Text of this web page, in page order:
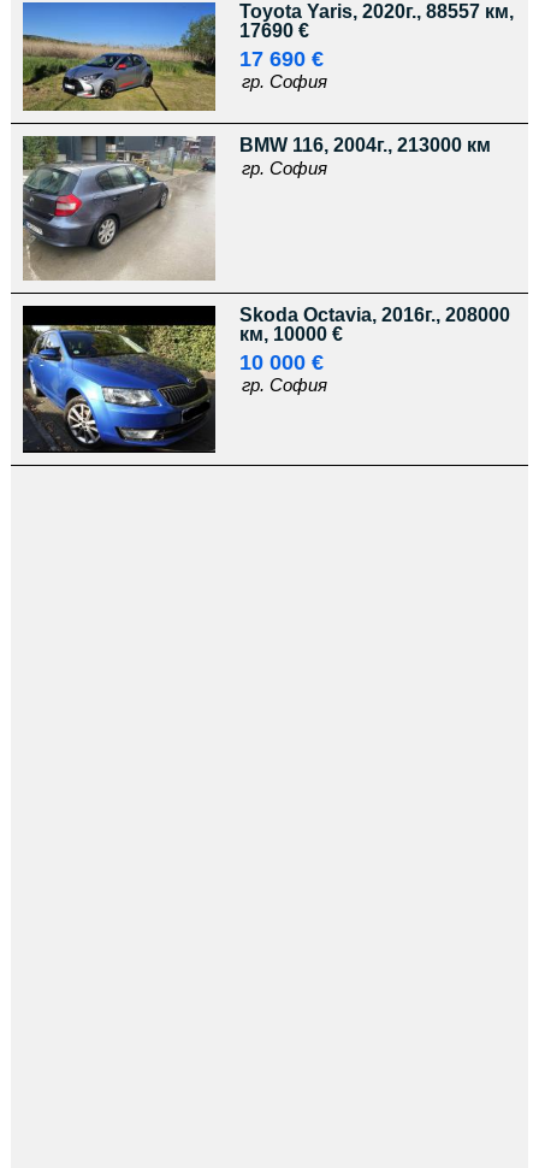
Toyota Yaris, 2020г., 88557 км,
17690 €
17 690 €
гр. София
BMW 116, 2004г., 213000 км
гр. София
Skoda Octavia, 2016г., 208000
км, 10000 €
10 000 €
гр. София